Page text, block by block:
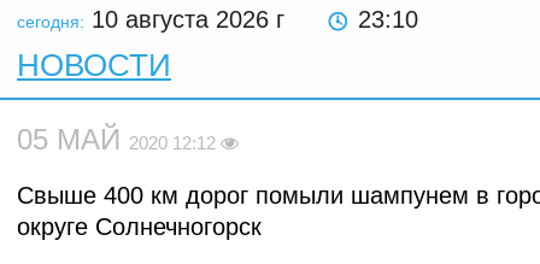
сегодня: 10 августа 2026 г 23:10
НОВОСТИ
05 МАЙ 2020 12:12
Свыше 400 км дорог помыли шампунем в
округе Солнечногорск